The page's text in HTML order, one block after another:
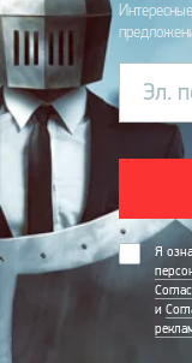
Эл.
Я
и